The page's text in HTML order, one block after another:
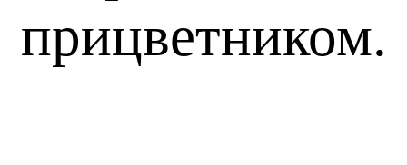
прицветником.